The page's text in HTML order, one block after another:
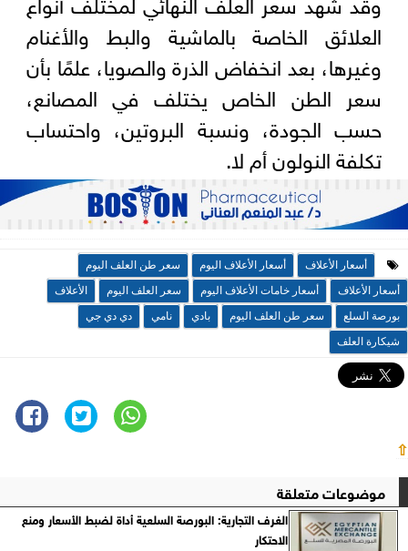
العلائق الخاصة بالماشية والبط والأغنام
وغيرها، بعد انخفاض الذرة والصويا، علمًا بأن
سعر الطن الخاص يختلف في المصانع،
حسب الجودة، ونسبة البروتين، واحتساب
تكلفة النولون أم لا.
أسعار الأعلاف أسعار الأعلاف اليوم
سعر طن العلف اليوم
أسعار الأعلاف
أسعار خامات الأعلاف اليوم سعر العلف اليوم
الأعلاف
بورصة السلع
سعر طن العلف اليوم بادي نامي
دي دي جي
شيكارة العلف
⇧
موضوعات متعلقة
الغرف التجارية: البورصة السلعية أداة لضبط الأسعار ومنع
الاحتكار